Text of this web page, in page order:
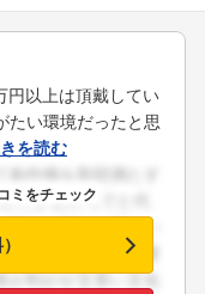
円以上は頂戴してい
たい環境だったと思
を読む
ミをチェック